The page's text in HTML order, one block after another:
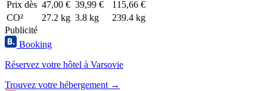
Prix dès 47,00 € 39,99 €
115,66 €
CO²
27.2 kg 3.8 kg
239.4 kg
Publicité
Booking
Réservez votre hôtel à Varsovie
Trouvez votre hébergement →